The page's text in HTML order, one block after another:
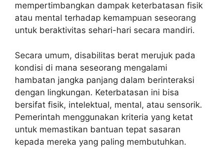
mempertimbangkan dampak keterbatasan fisik
atau mental terhadap kemampuan seseorang
untuk beraktivitas sehari-hari secara mandiri.
Secara umum, disabilitas berat merujuk pada
kondisi di mana seseorang mengalami
hambatan jangka panjang dalam berinteraksi
dengan lingkungan. Keterbatasan ini bisa
bersifat fisik, intelektual, mental, atau sensorik.
Pemerintah menggunakan kriteria yang ketat
untuk memastikan bantuan tepat sasaran
kepada mereka yang paling membutuhkan.